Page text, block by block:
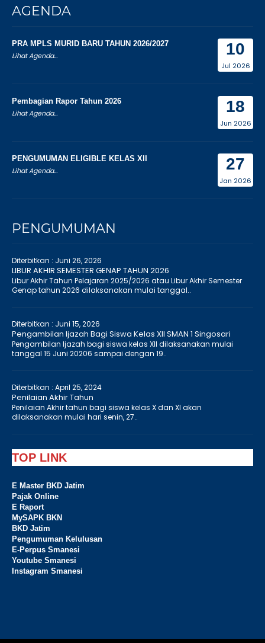
AGENDA
10
Jul 2026
PRA MPLS MURID BARU TAHUN 2026/2027
Lihat Agenda...
18
Jun 2026
Pembagian Rapor Tahun 2026
Lihat Agenda...
27
Jan 2026
PENGUMUMAN ELIGIBLE KELAS XII
Lihat Agenda...
PENGUMUMAN
Diterbitkan : Juni 26, 2026
LIBUR AKHIR SEMESTER GENAP TAHUN 2026
Libur Akhir Tahun Pelajaran 2025/2026 atau Libur Akhir Semester
Genap tahun 2026 dilaksanakan mulai tanggal..
Diterbitkan : Juni 15, 2026
Pengambilan Ijazah Bagi Siswa Kelas XII SMAN 1 Singosari
Pengambilan Ijazah bagi siswa kelas XII dilaksanakan mulai
tanggal 15 Juni 20206 sampai dengan 19..
Diterbitkan : April 25, 2024
Penilaian Akhir Tahun
Penilaian Akhir tahun bagi siswa kelas X dan XI akan
dilaksanakan mulai hari senin, 27..
TOP LINK
E Master BKD Jatim
Pajak Online
E Raport
MySAPK BKN
BKD Jatim
Pengumuman Kelulusan
E-Perpus Smanesi
Youtube Smanesi
Instagram Smanesi